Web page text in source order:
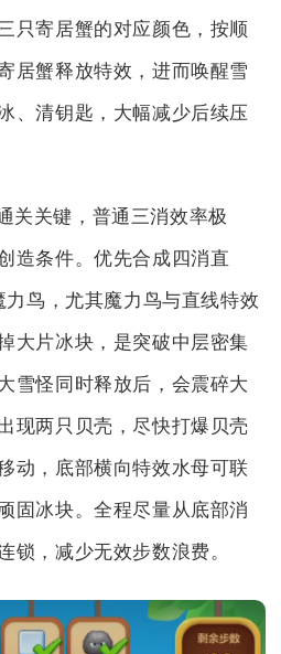
只寄居蟹的对应颜色，按顺
居蟹释放特效，进而唤醒雪
、清钥匙，大幅减少后续压
关关键，普通三消效率极
造条件。优先合成四消直
鸟，尤其魔力鸟与直线特效
大片冰块，是突破中层密集
雪怪同时释放后，会震碎大
现两只贝壳，尽快打爆贝壳
动，底部横向特效水母可联
固冰块。全程尽量从底部消
锁，减少无效步数浪费。